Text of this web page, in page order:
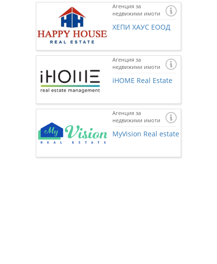
Агенция за
недвижими имоти
ХЕПИ ХАУС ЕООД
Агенция за
недвижими имоти
iHOME Real Estate
Агенция за
недвижими имоти
MyVision Real estate